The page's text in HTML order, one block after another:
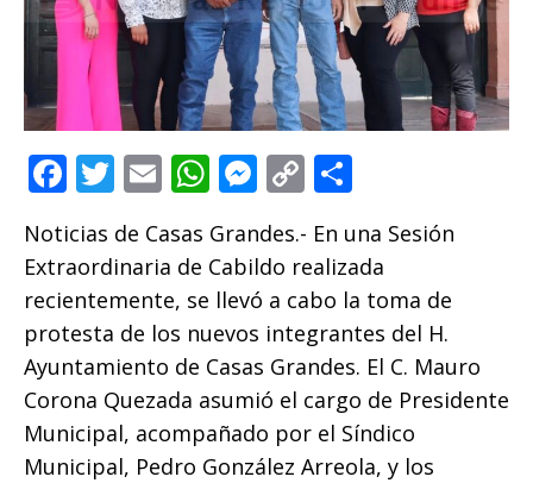
F
c
e
b
o
o
k
T
w
it
te
r
E
ai
l
W
at
s
A
p
p
M
e
ss
e
n
g
e
r
C
p
y
Li
n
k
m
p
ar
ti
r
Noticias de Casas Grandes.- En una Sesión
Extraordinaria de Cabildo realizada
recientemente, se llevó a cabo la toma de
protesta de los nuevos integrantes del H.
Ayuntamiento de Casas Grandes. El C. Mauro
Corona Quezada asumió el cargo de Presidente
Municipal, acompañado por el Síndico
Municipal, Pedro González Arreola, y los